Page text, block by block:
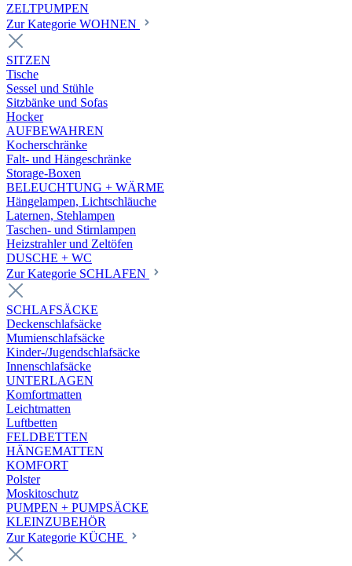
ZELTPUMPEN
Zur Kategorie WOHNEN
SITZEN
Tische
Sessel und Stühle
Sitzbänke und Sofas
Hocker
AUFBEWAHREN
Kocherschränke
Falt- und Hängeschränke
Storage-Boxen
BELEUCHTUNG + WÄRME
Hängelampen, Lichtschläuche
Laternen, Stehlampen
Taschen- und Stirnlampen
Heizstrahler und Zeltöfen
DUSCHE + WC
Zur Kategorie SCHLAFEN
SCHLAFSÄCKE
Deckenschlafsäcke
Mumienschlafsäcke
Kinder-/Jugendschlafsäcke
Innenschlafsäcke
UNTERLAGEN
Komfortmatten
Leichtmatten
Luftbetten
FELDBETTEN
HÄNGEMATTEN
KOMFORT
Polster
Moskitoschutz
PUMPEN + PUMPSÄCKE
KLEINZUBEHÖR
Zur Kategorie KÜCHE